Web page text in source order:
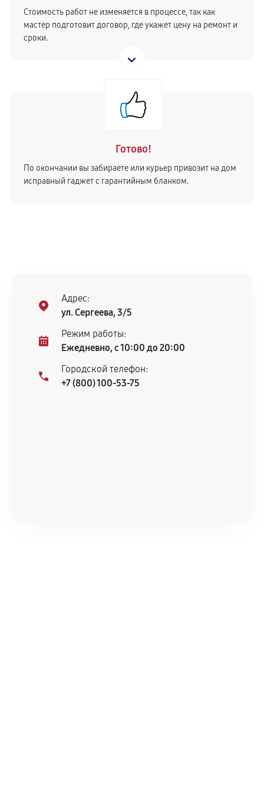
Стоимость работ не изменяется в процессе, так как
мастер подготовит договор, где укажет цену на ремонт и
сроки.
Готово!
По окончании вы забираете или курьер привозит на дом
исправный гаджет с гарантийным бланком.
Адрес:
ул. Сергеева, 3/5
Режим работы:
Ежедневно, с 10:00 до 20:00
Городской телефон:
+7 (800) 100-53-75